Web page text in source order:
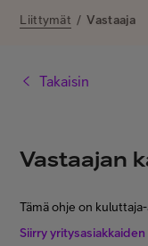
Liittymät / Vastaaja
Takaisin
Vastaajan
Tämä ohje on
Siirry yritysasiakkaiden